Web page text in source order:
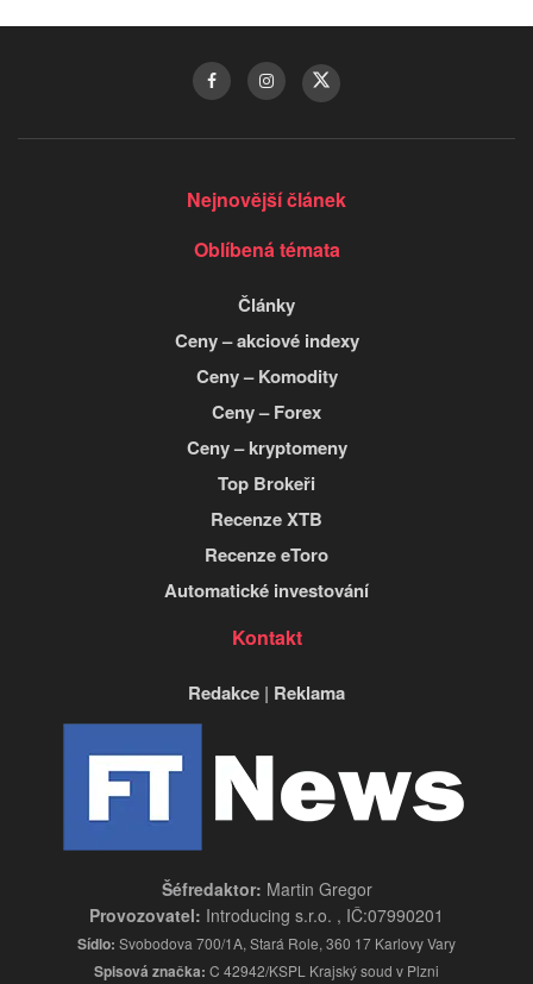
Nejnovější článek
Oblíbená témata
Články
Ceny – akciové indexy
Ceny – Komodity
Ceny – Forex
Ceny – kryptomeny
Top Brokeři
Recenze XTB
Recenze eToro
Automatické investování
Kontakt
Redakce | Reklama
Šéfredaktor: Martin Gregor
Provozovatel: Introducing s.r.o. , IČ:07990201
Sídlo: Svobodova 700/1A, Stará Role, 360 17 Karlovy Vary
Spisová značka: C 42942/KSPL Krajský soud v Plzni